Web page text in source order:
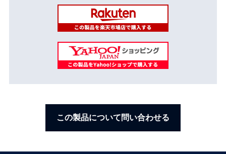
この製品について問い合わせる